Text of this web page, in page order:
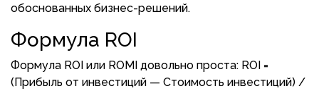
обоснованных бизнес-решений.
Формула ROI
Формула ROI или ROMI довольно проста: ROI =
(Прибыль от инвестиций — Стоимость инвестиций) /